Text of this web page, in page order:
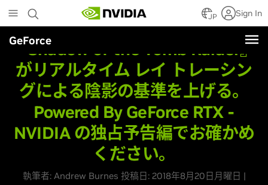
to
main
content
JP Sign In
GeForce
『Shadow of the Tomb Raider』
がリアルタイム レイ トレーシン
グによる陰影の基準を上げる。
Powered By GeForce RTX -
NVIDIA の独占予告編でお確かめ
ください。
執筆者: Andrew Burnes 投稿日: 2018年8月20日月曜日 |